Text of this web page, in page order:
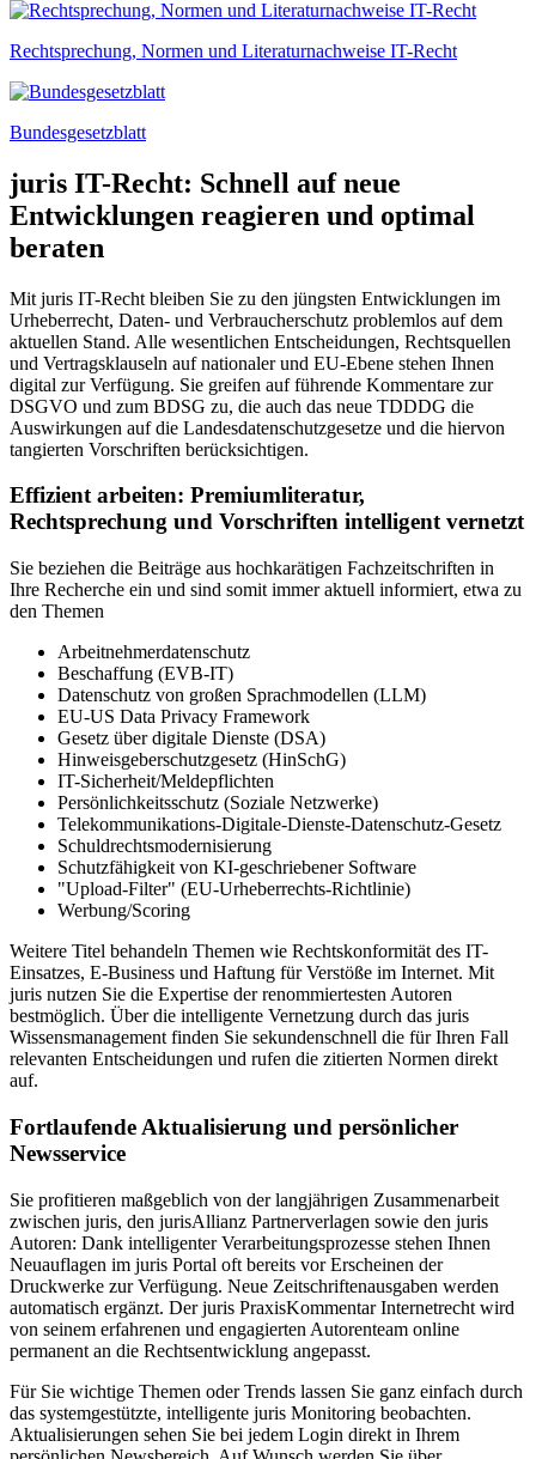
Rechtsprechung, Normen und Literaturnachweise IT-Recht
Bundesgesetzblatt
juris IT-Recht: Schnell auf neue
Entwicklungen reagieren und optimal
beraten
Mit juris IT-Recht bleiben Sie zu den jüngsten Entwicklungen im
Urheberrecht, Daten- und Verbraucherschutz problemlos auf dem
aktuellen Stand. Alle wesentlichen Entscheidungen, Rechtsquellen
und Vertragsklauseln auf nationaler und EU-Ebene stehen Ihnen
digital zur Verfügung. Sie greifen auf führende Kommentare zur
DSGVO und zum BDSG zu, die auch das neue TDDDG die
Auswirkungen auf die Landesdatenschutzgesetze und die hiervon
tangierten Vorschriften berücksichtigen.
Effizient arbeiten: Premiumliteratur,
Rechtsprechung und Vorschriften intelligent vernetzt
Sie beziehen die Beiträge aus hochkarätigen Fachzeitschriften in
Ihre Recherche ein und sind somit immer aktuell informiert, etwa zu
den Themen
Arbeitnehmerdatenschutz
Beschaffung (EVB-IT)
Datenschutz von großen Sprachmodellen (LLM)
EU-US Data Privacy Framework
Gesetz über digitale Dienste (DSA)
Hinweisgeberschutzgesetz (HinSchG)
IT-Sicherheit/Meldepflichten
Persönlichkeitsschutz (Soziale Netzwerke)
Telekommunikations-Digitale-Dienste-Datenschutz-Gesetz
Schuldrechtsmodernisierung
Schutzfähigkeit von KI-geschriebener Software
"Upload-Filter" (EU-Urheberrechts-Richtlinie)
Werbung/Scoring
Weitere Titel behandeln Themen wie Rechtskonformität des IT-
Einsatzes, E-Business und Haftung für Verstöße im Internet. Mit
juris nutzen Sie die Expertise der renommiertesten Autoren
bestmöglich. Über die intelligente Vernetzung durch das juris
Wissensmanagement finden Sie sekundenschnell die für Ihren Fall
relevanten Entscheidungen und rufen die zitierten Normen direkt
auf.
Fortlaufende Aktualisierung und persönlicher
Newsservice
Sie profitieren maßgeblich von der langjährigen Zusammenarbeit
zwischen juris, den jurisAllianz Partnerverlagen sowie den juris
Autoren: Dank intelligenter Verarbeitungsprozesse stehen Ihnen
Neuauflagen im juris Portal oft bereits vor Erscheinen der
Druckwerke zur Verfügung. Neue Zeitschriftenausgaben werden
automatisch ergänzt. Der juris PraxisKommentar Internetrecht wird
von seinem erfahrenen und engagierten Autorenteam online
permanent an die Rechtsentwicklung angepasst.
Für Sie wichtige Themen oder Trends lassen Sie ganz einfach durch
das systemgestützte, intelligente juris Monitoring beobachten.
Aktualisierungen sehen Sie bei jedem Login direkt in Ihrem